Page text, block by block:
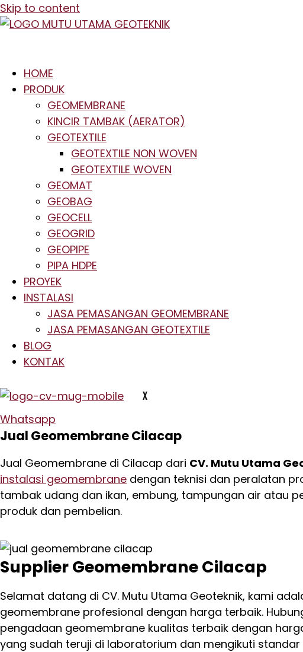
Skip to content
HOME
PRODUK
GEOMEMBRANE
KINCIR TAMBAK (AERATOR)
GEOTEXTILE
GEOTEXTILE NON WOVEN
GEOTEXTILE WOVEN
GEOMAT
GEOBAG
GEOCELL
GEOGRID
GEOPIPE
PIPA HDPE
PROYEK
INSTALASI
JASA PEMASANGAN GEOMEMBRANE
JASA PEMASANGAN GEOTEXTILE
BLOG
KONTAK
X
Whatsapp
Jual Geomembrane Cilacap
Jual Geomembrane di Cilacap dari CV. Mutu Utama
instalasi geomembrane dengan teknisi dan peralatan
tambak udang dan ikan, embung, tampungan air atau
produk dan pembelian.
Supplier Geomembrane Cilacap
Selamat datang di CV. Mutu Utama Geoteknik, kami
geomembrane profesional dengan harga terbaik.
pengadaan geomembrane kualitas terbaik dengan
yang sudah teruji di laboratorium dan mengikuti standar